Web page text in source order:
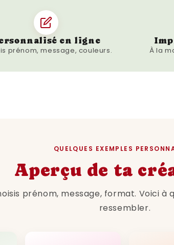
thé.
enrichir
Que
créez
offrez-
visuelle
en ligne
prénom, message, couleurs. À la
QUELQUES EXEMPLES
Aperçu de ta
prénom, message, format. Voici à
ressembler.